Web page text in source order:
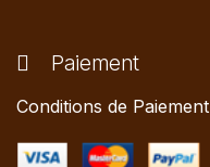
Paiement
Conditions de Paiement